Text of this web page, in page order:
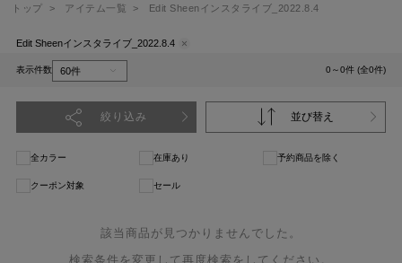
トップ > アイテム一覧 > Edit Sheenインスタライブ_2022.8.4
Edit Sheenインスタライブ_2022.8.4
表示件数 0～0件 (全0件)
絞り込み 並び替え
全カラー 在庫あり 予約商品を除く
クーポン対象 セール
該当商品が見つかりませんでした。
検索条件を変更して再度検索をしてください。